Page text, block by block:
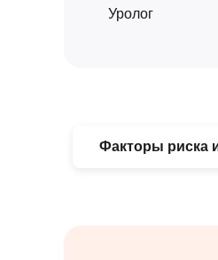
Уролог
Факторы риска